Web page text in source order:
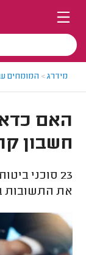
מידרג> המומחים
האם
חשבון
23 סוכני
את התשובות